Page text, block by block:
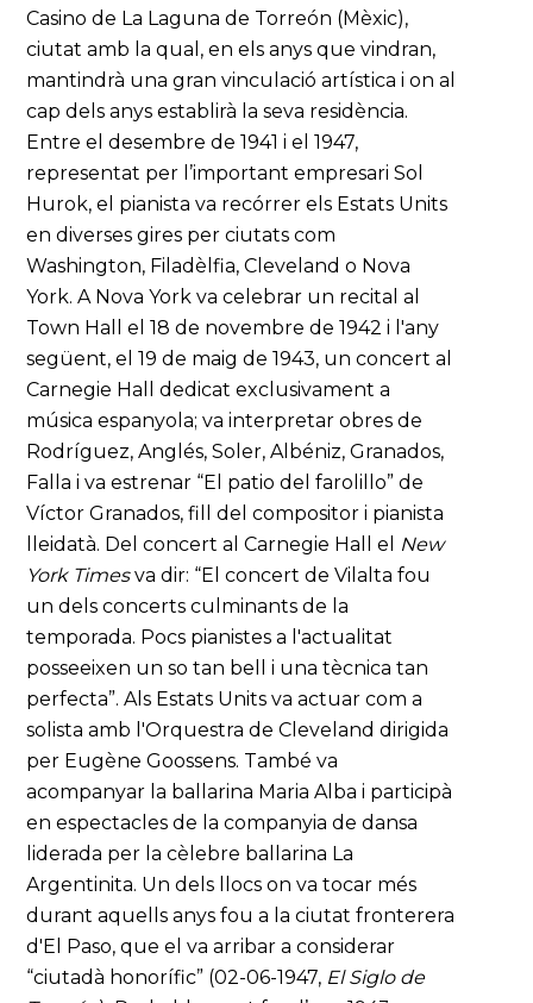
Casino de La Laguna de Torreón (Mèxic),
ciutat amb la qual, en els anys que vindran,
mantindrà una gran vinculació artística i on al
cap dels anys establirà la seva residència.
Entre el desembre de 1941 i el 1947,
representat per l’important empresari Sol
Hurok, el pianista va recórrer els Estats Units
en diverses gires per ciutats com
Washington, Filadèlfia, Cleveland o Nova
York. A Nova York va celebrar un recital al
Town Hall el 18 de novembre de 1942 i l'any
següent, el 19 de maig de 1943, un concert al
Carnegie Hall dedicat exclusivament a
música espanyola; va interpretar obres de
Rodríguez, Anglés, Soler, Albéniz, Granados,
Falla i va estrenar “El patio del farolillo” de
Víctor Granados, fill del compositor i pianista
lleidatà. Del concert al Carnegie Hall el New
York Timesva dir: “El concert de Vilalta fou
un dels concerts culminants de la
temporada. Pocs pianistes a l'actualitat
posseeixen un so tan bell i una tècnica tan
perfecta”. Als Estats Units va actuar com a
solista amb l'Orquestra de Cleveland dirigida
per Eugène Goossens. També va
acompanyar la ballarina Maria Alba i participà
en espectacles de la companyia de dansa
liderada per la cèlebre ballarina La
Argentinita. Un dels llocs on va tocar més
durant aquells anys fou a la ciutat fronterera
d'El Paso, que el va arribar a considerar
“ciutadà honorífic” (02-06-1947, El Siglo de